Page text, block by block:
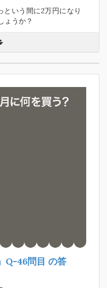
という間に2万円になり
ょうか？
Q-46問目 の答